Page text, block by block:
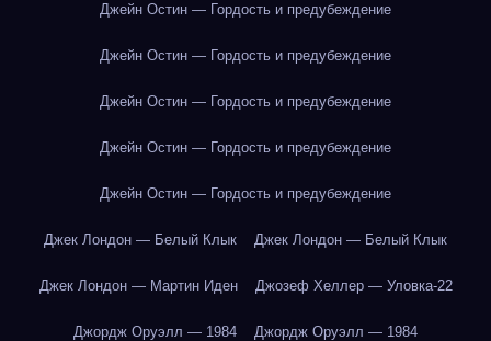
Джейн Остин — Гордость и предубеждение
Джейн Остин — Гордость и предубеждение
Джейн Остин — Гордость и предубеждение
Джейн Остин — Гордость и предубеждение
Джейн Остин — Гордость и предубеждение
Джек Лондон — Белый Клык Джек Лондон — Белый Клык
Джек Лондон — Мартин Иден Джозеф Хеллер — Уловка-22
Джордж Оруэлл — 1984 Джордж Оруэлл — 1984